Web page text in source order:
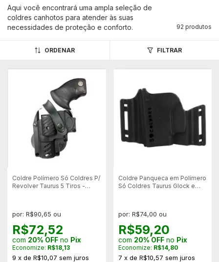
Aqui você encontrará uma ampla seleção de
coldres canhotos para atender às suas
necessidades de proteção e conforto.
92 produtos
ORDENAR FILTRAR
Coldre Polímero Só Coldres P/
Revolver Taurus 5 Tiros -
por: R$90,65 ou
R$72,52
com 20% OFF no Pix
Economize: R$18,13
9 x de R$10,07 sem juros
Coldre Panqueca em Polímero
Só Coldres Taurus Glock e
por: R$74,00 ou
R$59,20
com 20% OFFno Pix
Economize: R$14,80
7 x de R$10,57 sem juros